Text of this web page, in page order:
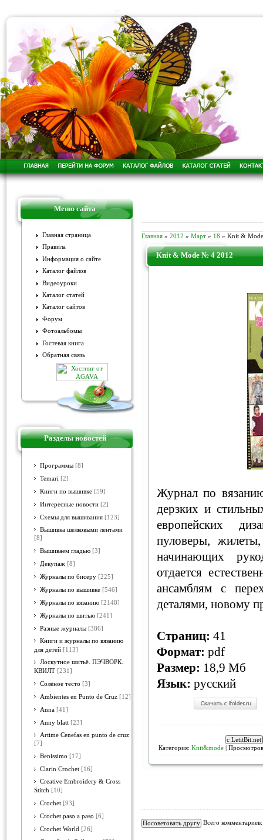
Меню сайта
Главная страница
Правила
Информация о сайте
Каталог файлов
Видеоуроки
Каталог статей
Каталог сайтов
Форум
Фотоальбомы
Гостевая книга
Обратная связь
Разделы новостей
Программы [8]
Temari [2]
Книги по вышивке [59]
Интересные новости [2]
Схемы для вышивания [123]
Вышивка шелковыми лентами
[8]
Вышиваем гладью [3]
Декупаж [8]
Журналы по бисеру [225]
Журналы по вышивке [546]
Журналы по вязанию [2148]
Журналы по шитью [241]
Разные журналы [386]
Книги и журналы по вязанию
для детей [113]
Лоскутное шитьё. ПЭЧВОРК.
КВИЛТ [231]
Солёное тесто [3]
Ambientes en Punto de Cruz [12]
Anna [41]
Anny blatt [23]
Artime Cenefas en punto de cruz
[7]
Benissimo [17]
Clarin Crochet [16]
Creative Embroidery & Cross
Stitch [10]
Crochet [93]
Crochet paso a paso [6]
Crochet World [26]
Главная » 2012 » Март » 18 » Knit &
Knit & Mode № 4 2012
Журнал по
дерзких и
европейских
пуловеры,
начинающих
отдается
ансамблям с
деталями, новому
Страниц: 41
Формат: pdf
Размер: 18,9 Мб
Язык: русский
Категория: Knit&mode |
Всего